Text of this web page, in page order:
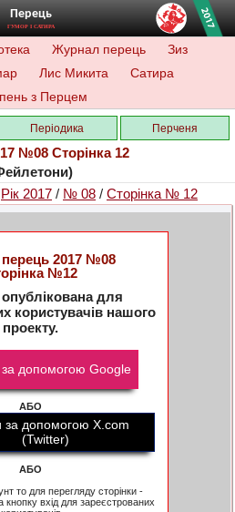
Перець
ГУМОР І САТИРА
Журнал перець
Зиз
Лис Микита
Сатира
з Перцем
Періодика Перченя
№08 Сторінка 12
Рік 2017 / № 08 / Сторінка № 12
2017 №08
№12
опублікована для
користувачів нашого
проекту.
за допомогою Google
АБО
за допомогою X.com
(Twitter)
АБО
то для перегляду сторінки -
кнопку вхід для зареєстрованих